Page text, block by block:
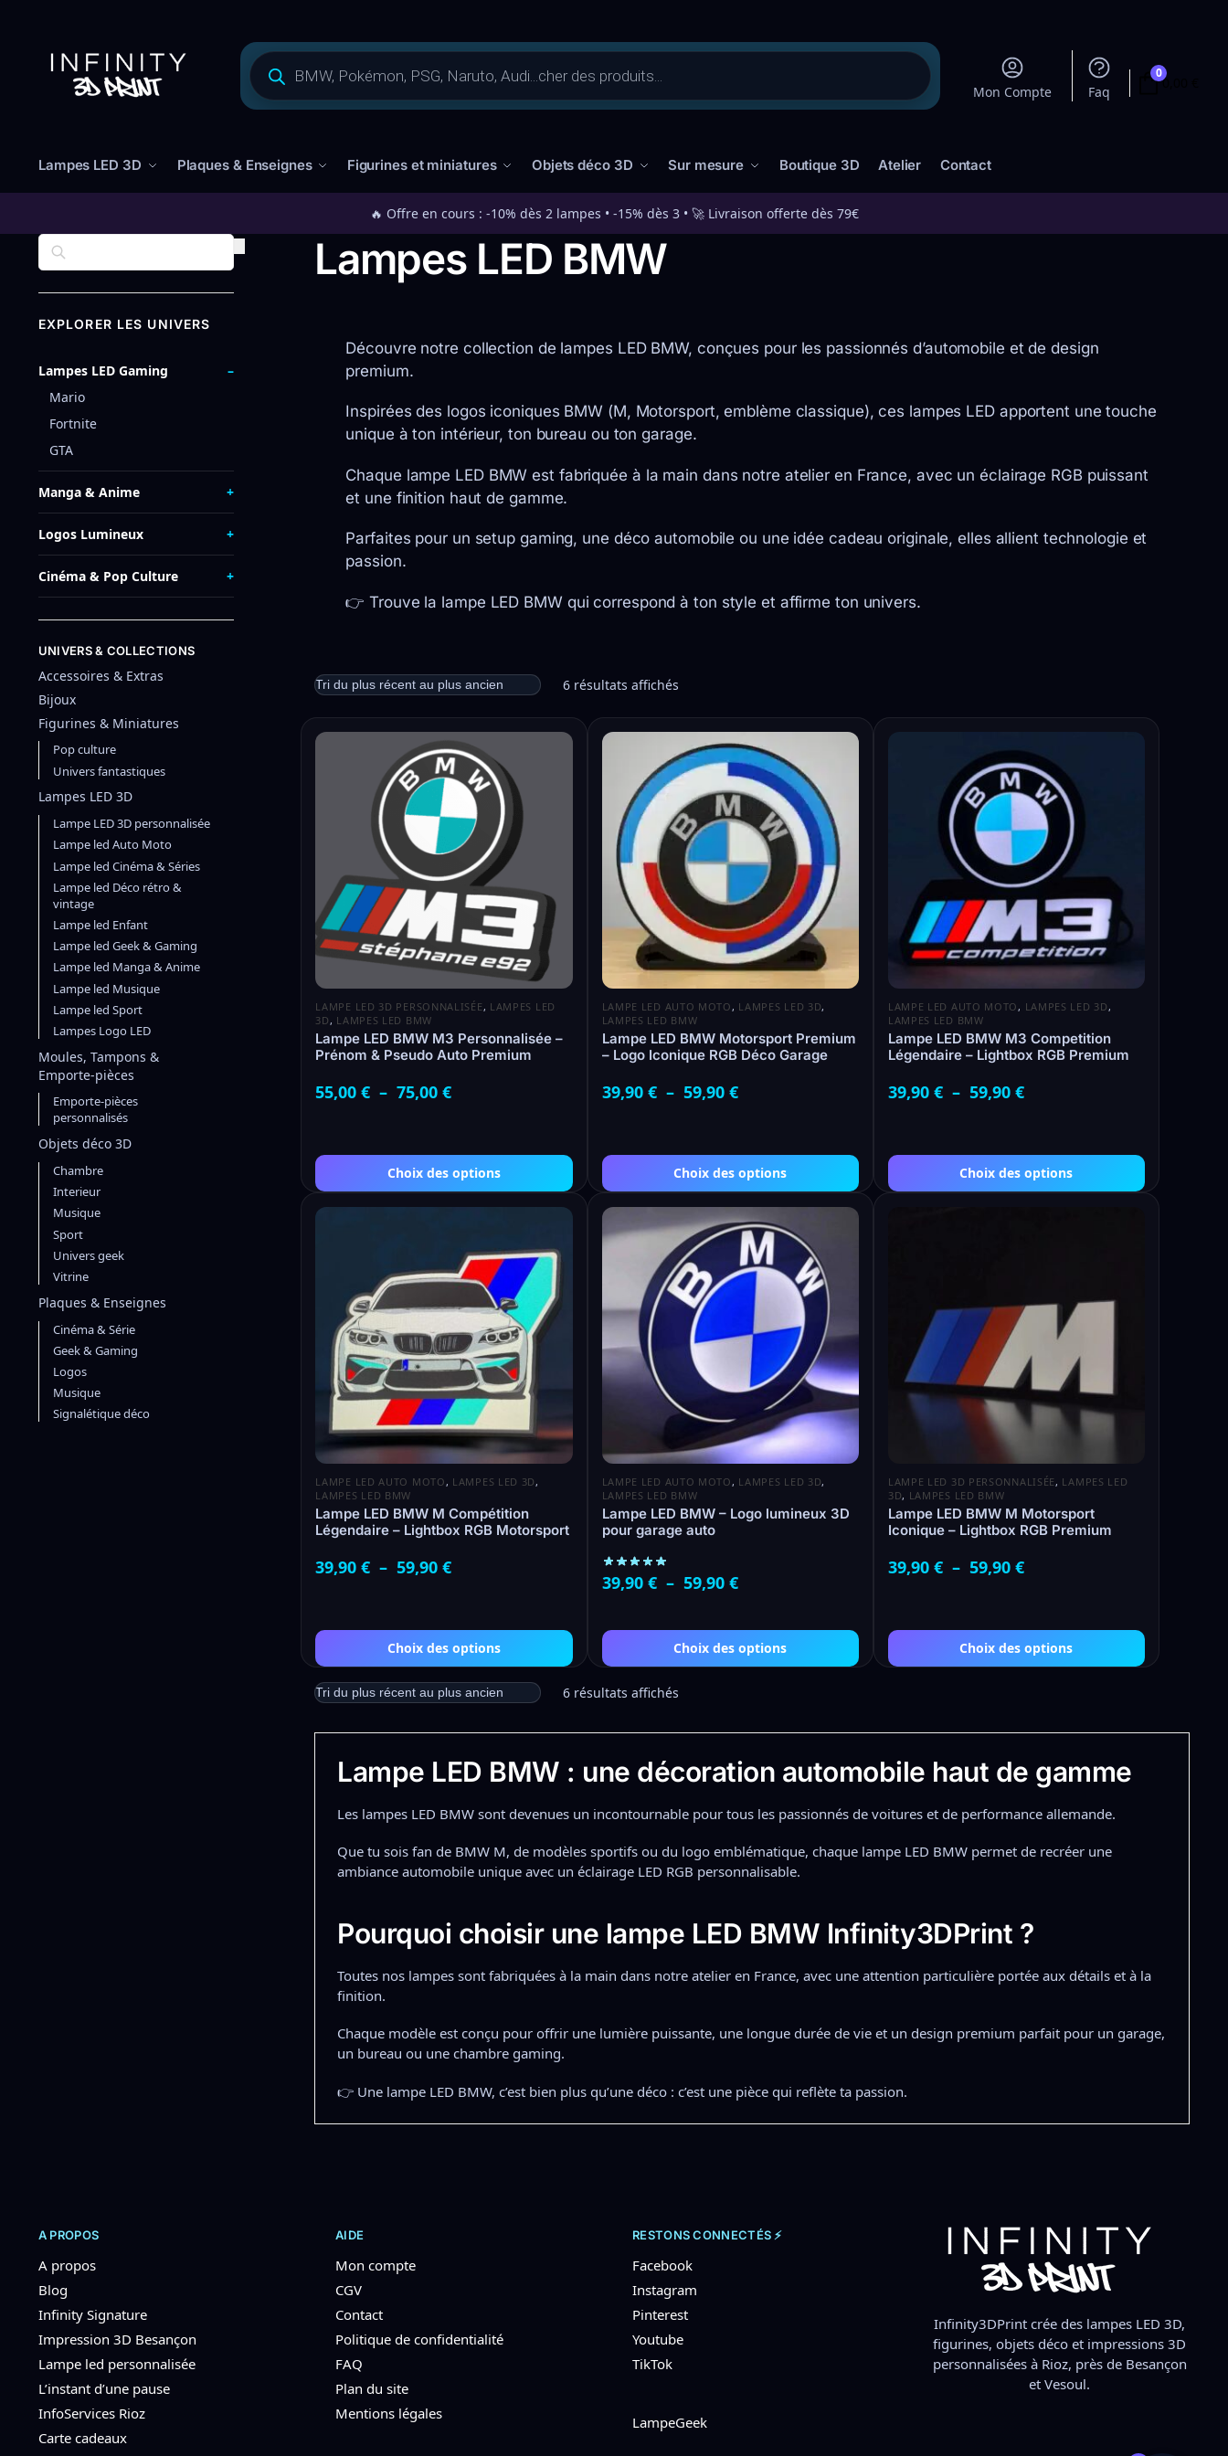
Mon Compte Faq
0
0,00
Lampes LED 3D Plaques & Enseignes Figurines et miniatures Objets déco 3D Sur mesure Boutique 3D Atelier Contact
🔥 Offre en cours : -10% dès 2 lampes • -15% dès 3 • 🚀 Livraison offerte dès 79€
Lampes LED BMW
Découvre notre collection de lampes LED BMW, conçues pour les passionnés d’automobile et de design
premium.
Inspirées des logos iconiques BMW (M, Motorsport, emblème classique), ces lampes LED apportent une touche
unique à ton intérieur, ton bureau ou ton garage.
Chaque lampe LED BMW est fabriquée à la main dans notre atelier en France, avec un éclairage RGB puissant
et une finition haut de gamme.
Parfaites pour un setup gaming, une déco automobile ou une idée cadeau originale, elles allient technologie et
passion.
👉 Trouve la lampe LED BMW qui correspond à ton style et affirme ton univers.
6 résultats affichés
LAMPE LED 3D PERSONNALISÉE, LAMPES LED
3D, LAMPES LED BMW
Lampe LED BMW M3 Personnalisée –
Prénom & Pseudo Auto Premium
55,00€ – 75,00€
Choix des options
LAMPE LED AUTO MOTO, LAMPES LED 3D,
LAMPES LED BMW
Lampe LED BMW Motorsport Premium
– Logo Iconique RGB Déco Garage
39,90 € – 59,90 €
Choix des options
LAMPE LED AUTO MOTO, LAMPES LED 3D,
LAMPES LED BMW
Lampe LED BMW M3 Competition
Légendaire – Lightbox RGB Premium
39,90 € – 59,90 €
Choix des options
LAMPE LED AUTO MOTO, LAMPES LED 3D,
LAMPES LED BMW
Lampe LED BMW M Compétition
Légendaire – Lightbox RGB Motorsport
39,90€ – 59,90€
Choix des options
LAMPE LED AUTO MOTO, LAMPES LED 3D,
LAMPES LED BMW
Lampe LED BMW – Logo lumineux 3D
pour garage auto
39,90 € – 59,90 €
Choix des options
LAMPE LED 3D PERSONNALISÉE, LAMPES LED
3D, LAMPES LED BMW
Lampe LED BMW M Motorsport
Iconique – Lightbox RGB Premium
39,90 € – 59,90 €
Choix des options
6 résultats affichés
Lampe LED BMW : une décoration automobile haut de gamme
Les lampes LED BMW sont devenues un incontournable pour tous les passionnés de voitures et de performance allemande.
Que tu sois fan de BMW M, de modèles sportifs ou du logo emblématique, chaque lampe LED BMW permet de recréer une
ambiance automobile unique avec un éclairage LED RGB personnalisable.
Pourquoi choisir une lampe LED BMW Infinity3DPrint ?
Toutes nos lampes sont fabriquées à la main dans notre atelier en France, avec une attention particulière portée aux détails et à la
finition.
Chaque modèle est conçu pour offrir une lumière puissante, une longue durée de vie et un design premium parfait pour un garage,
un bureau ou une chambre gaming.
👉 Une lampe LED BMW, c’est bien plus qu’une déco : c’est une pièce qui reflète ta passion.
EXPLORER LES UNIVERS
Lampes LED Gaming
Mario
Fortnite
GTA
Manga & Anime
Logos Lumineux
Cinéma & Pop Culture
UNIVERS & COLLECTIONS
Accessoires & Extras
Bijoux
Figurines & Miniatures
Pop culture
Univers fantastiques
Lampes LED 3D
Lampe LED 3D personnalisée
Lampe led Auto Moto
Lampe led Cinéma & Séries
Lampe led Déco rétro &
vintage
Lampe led Enfant
Lampe led Geek & Gaming
Lampe led Manga & Anime
Lampe led Musique
Lampe led Sport
Lampes Logo LED
Moules, Tampons &
Emporte-pièces
Emporte-pièces
personnalisés
Objets déco 3D
Chambre
Interieur
Musique
Sport
Univers geek
Vitrine
Plaques & Enseignes
Cinéma & Série
Geek & Gaming
Logos
Musique
Signalétique déco
A PROPOS
A propos
Blog
Infinity Signature
Impression 3D Besançon
Lampe led personnalisée
L’instant d’une pause
InfoServices Rioz
Carte cadeaux
AIDE
Mon compte
CGV
Contact
Politique de confidentialité
FAQ
Plan du site
Mentions légales
RESTONS CONNECTÉS ⚡
Facebook
Instagram
Pinterest
Youtube
TikTok
LampeGeek
Infinity3DPrint crée des lampes LED 3D,
figurines, objets déco et impressions 3D
personnalisées à Rioz, près de Besançon
et Vesoul.